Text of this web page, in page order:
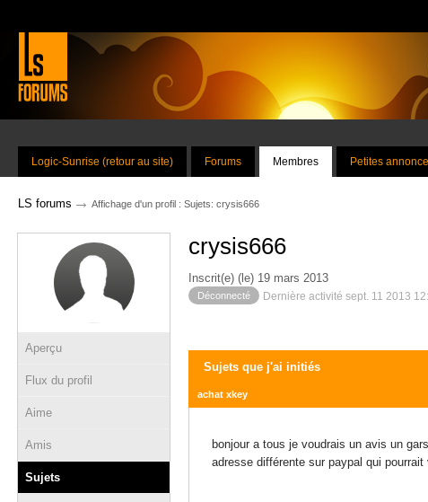
Logic-Sunrise (retour au site) Forums Membres Petites
LS forums → Affichage d'un profil : Sujets: crysis666
Aperçu
Flux du profil
Aime
Amis
Sujets
crysis666
Inscrit(e) (le) 19 mars 2013
Déconnecté Dernière activité sept. 11 2013
Sujets que j'ai initiés
achat xkey
bonjour a tous je voudrais un avis un
adresse différente sur paypal qui